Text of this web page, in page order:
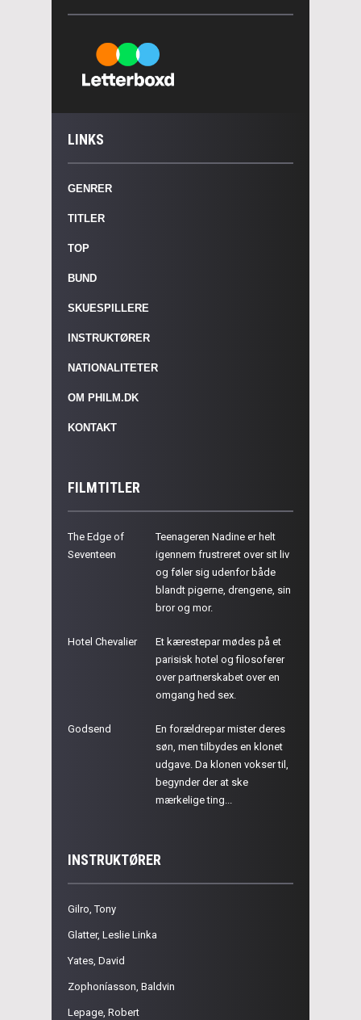
LINKS
GENRER
TITLER
TOP
BUND
SKUESPILLERE
INSTRUKTØRER
NATIONALITETER
OM PHILM.DK
KONTAKT
FILMTITLER
The Edge of
Seventeen
Teenageren Nadine er helt
igennem frustreret over sit liv
og føler sig udenfor både
blandt pigerne, drengene, sin
bror og mor.
Hotel Chevalier
Et kærestepar mødes på et
parisisk hotel og filosoferer
over partnerskabet over en
omgang hed sex.
Godsend
En forældrepar mister deres
søn, men tilbydes en klonet
udgave. Da klonen vokser til,
begynder der at ske
mærkelige ting...
INSTRUKTØRER
Gilro, Tony
Glatter, Leslie Linka
Yates, David
Zophoníasson, Baldvin
Lepage, Robert